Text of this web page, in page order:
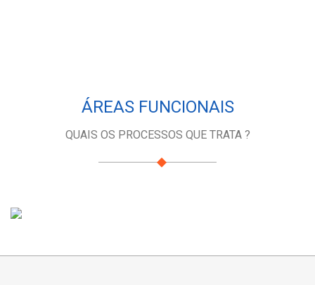
ÁREAS FUNCIONAIS
QUAIS OS PROCESSOS QUE TRATA ?